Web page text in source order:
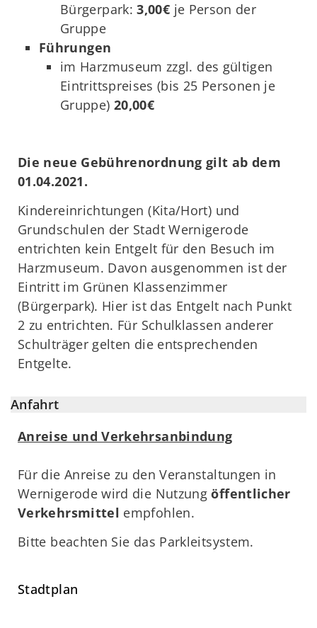
Bürgerpark:3,00€ je Person der
Gruppe
Führungen
im Harzmuseum zzgl. des gültigen
Eintrittspreises (bis 25 Personen je
Gruppe) 20,00€
Die neue Gebührenordnung gilt ab dem
01.04.2021.
Kindereinrichtungen (Kita/Hort) und
Grundschulen der Stadt Wernigerode
entrichten kein Entgelt für den Besuch im
Harzmuseum. Davon ausgenommen ist der
Eintritt im Grünen Klassenzimmer
(Bürgerpark). Hier ist das Entgelt nach Punkt
2 zu entrichten. Für Schulklassen anderer
Schulträger gelten die entsprechenden
Entgelte.
Anfahrt
Anreise und Verkehrsanbindung
Für die Anreise zu den Veranstaltungen in
Wernigerode wird die Nutzungöffentlicher
Verkehrsmittel empfohlen.
Bitte beachten Sie das Parkleitsystem.
Stadtplan